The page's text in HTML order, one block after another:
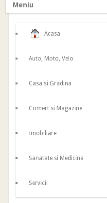
Meniu
Acasa
Auto, Moto, Velo
Casa si Gradina
Comert si Magazine
Imobiliare
Sanatate si Medicina
Servicii